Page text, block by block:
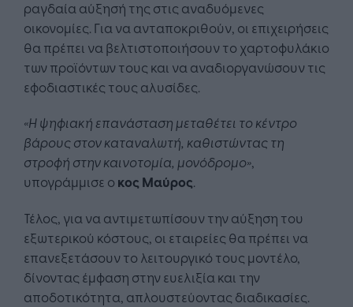
ραγδαία αύξησή της στις αναδυόμενες
οικονομίες. Για να ανταποκριθούν, οι επιχειρήσεις
θα πρέπει να βελτιστοποιήσουν το χαρτοφυλάκιο
των προϊόντων τους και να αναδιοργανώσουν τις
εφοδιαστικές τους αλυσίδες.
«Η ψηφιακή επανάσταση μεταθέτει το κέντρο
βάρους στον καταναλωτή, καθιστώντας τη
στροφή στην καινοτομία, μονόδρομο»,
υπογράμμισε ο κος Μαύρος.
Τέλος, για να αντιμετωπίσουν την αύξηση του
εξωτερικού κόστους, οι εταιρείες θα πρέπει να
επανεξετάσουν το λειτουργικό τους μοντέλο,
δίνοντας έμφαση στην ευελιξία και την
αποδοτικότητα, απλουστεύοντας διαδικασίες.